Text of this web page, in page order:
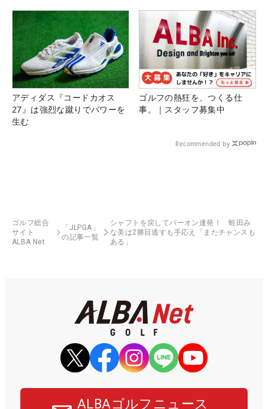
アディダス『コードカオス
27』は強烈な蹴りでパワーを
生む
ゴルフの熱狂を、つくる仕
事。｜スタッフ募集中
Recommended by
ゴルフ総合
サイト
ALBA Net
「JLPGA」
の記事一覧
シャフトを戻してパーオン連発！ 蛭田み
な美は2勝目逃すも手応え「またチャンスも
ある」
ALBAゴルフニュース